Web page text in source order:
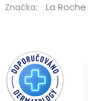
Značka: La